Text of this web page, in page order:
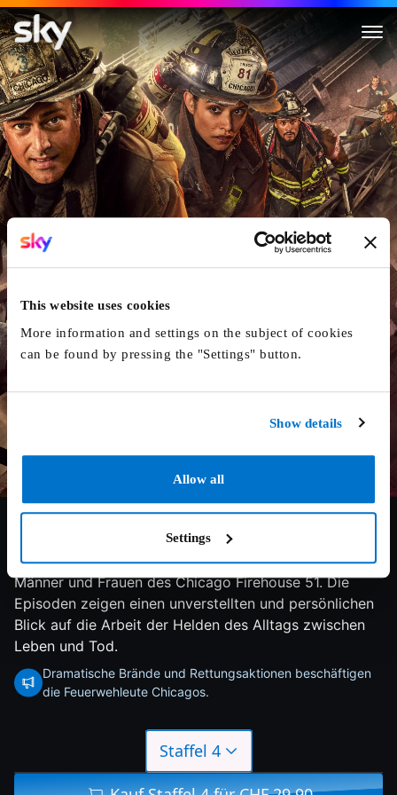
This website uses cookies
More information and settings on the subject of cookies
can be found by pressing the "Settings" button.
Show details
Allow all
Settings
Chicago Fire
Unerschrockene Feuerwehrleute, mutige
Rettungsteams und beherzte Sanitäter - das sind die
Männer und Frauen des Chicago Firehouse 51. Die
Episoden zeigen einen unverstellten und persönlichen
Blick auf die Arbeit der Helden des Alltags zwischen
Leben und Tod.
Dramatische Brände und Rettungsaktionen beschäftigen
die Feuerwehleute Chicagos.
Staffel 4